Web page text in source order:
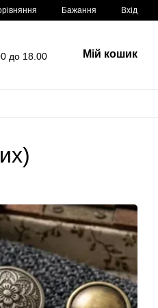
Бажання Вхід
до 18.00
Мій кошик